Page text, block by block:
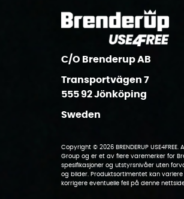
C/O Brenderup AB
Transportvägen 7
555 92 Jönköping
Sweden
Copyright © 2026 BRENDERUP
Group og er et av flere varemerker for
spesifikasjoner og utstyrsnivåer uten
og bilder. Produktsortimentet kan
korrigere eventuelle feil på denne